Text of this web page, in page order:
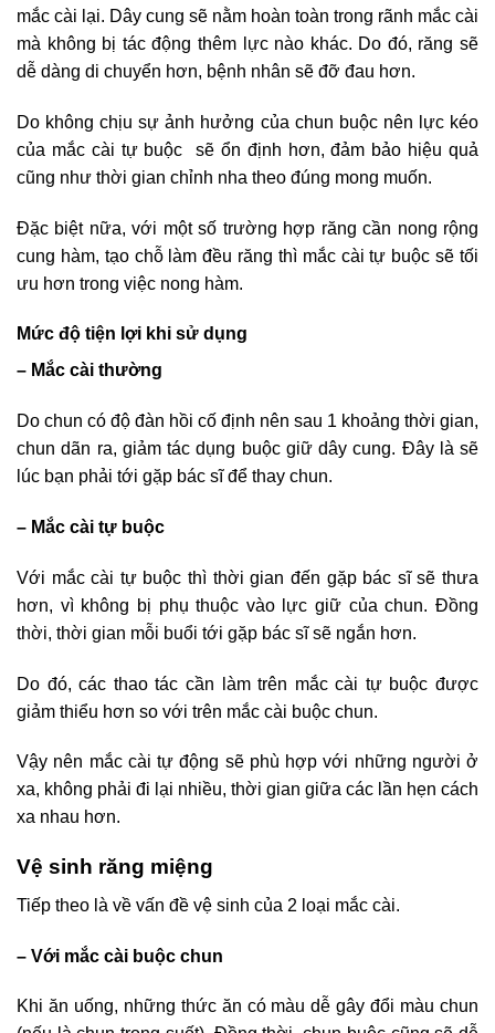
mắc cài lại. Dây cung sẽ nằm hoàn toàn trong rãnh mắc cài
mà không bị tác động thêm lực nào khác. Do đó, răng sẽ
dễ dàng di chuyển hơn, bệnh nhân sẽ đỡ đau hơn.
Do không chịu sự ảnh hưởng của chun buộc nên lực kéo
của mắc cài tự buộc sẽ ổn định hơn, đảm bảo hiệu quả
cũng như thời gian chỉnh nha theo đúng mong muốn.
Đặc biệt nữa, với một số trường hợp răng cần nong rộng
cung hàm, tạo chỗ làm đều răng thì mắc cài tự buộc sẽ tối
ưu hơn trong việc nong hàm.
Mức độ tiện lợi khi sử dụng
– Mắc cài thường
Do chun có độ đàn hồi cố định nên sau 1 khoảng thời gian,
chun dãn ra, giảm tác dụng buộc giữ dây cung. Đây là sẽ
lúc bạn phải tới gặp bác sĩ để thay chun.
– Mắc cài tự buộc
Với mắc cài tự buộc thì thời gian đến gặp bác sĩ sẽ thưa
hơn, vì không bị phụ thuộc vào lực giữ của chun. Đồng
thời, thời gian mỗi buổi tới gặp bác sĩ sẽ ngắn hơn.
Do đó, các thao tác cần làm trên mắc cài tự buộc được
giảm thiểu hơn so với trên mắc cài buộc chun.
Vậy nên mắc cài tự động sẽ phù hợp với những người ở
xa, không phải đi lại nhiều, thời gian giữa các lần hẹn cách
xa nhau hơn.
Vệ sinh răng miệng
Tiếp theo là về vấn đề vệ sinh của 2 loại mắc cài.
– Với mắc cài buộc chun
Khi ăn uống, những thức ăn có màu dễ gây đổi màu chun